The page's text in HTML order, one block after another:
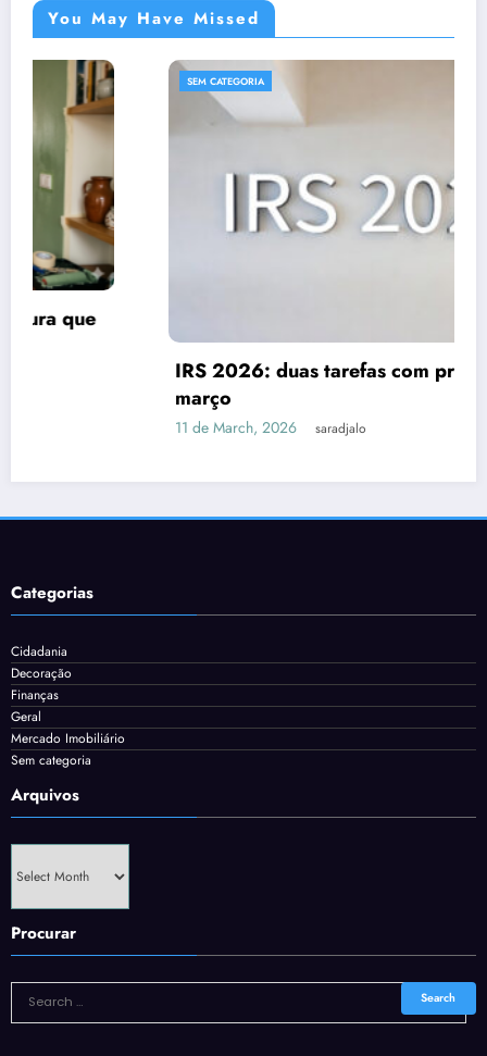
You May Have Missed
SEM CATEGORIA
IRS 2026: duas tarefas com prazo até 31 de
11 de March, 2026 saradjalo
Categorias
Cidadania
Decoração
Finanças
Geral
Mercado Imobiliário
Sem categoria
Arquivos
Procurar